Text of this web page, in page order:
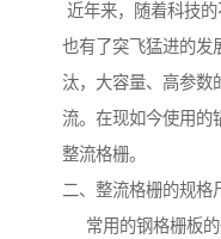
近年来，随着科技
也有了突飞猛进的发
汰，大容量、高参数
流。在现如今使用的
整流格栅。
二、整流格栅的规格
常用的钢格栅板的